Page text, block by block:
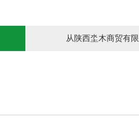
从陕西坔木商贸有